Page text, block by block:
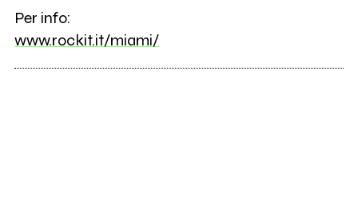
Per info:
www.rockit.it/miami/